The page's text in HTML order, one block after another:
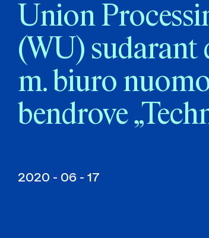
Union
(WU) sudarant
m. biuro
bendrove
2020 - 06 - 17